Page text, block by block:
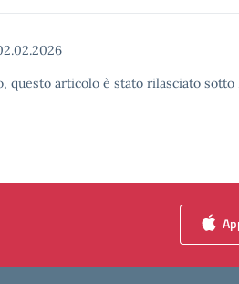
questo articolo è stato rilasciato